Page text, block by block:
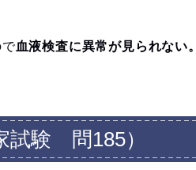
で血液検査に異常が見られない。
試験 問185）